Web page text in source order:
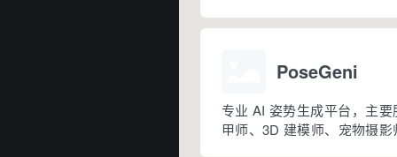
能，还有移除背景、给图像
PoseGeni
专业 AI 姿势生成平台，主
甲师、3D 建模师、宠物摄